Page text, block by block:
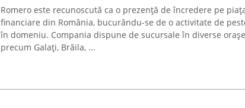
Romero este recunoscută ca o prezență de încredere pe
financiare din România, bucurându-se de o activitate de
în domeniu. Compania dispune de sucursale în diverse
precum Galați, Brăila, ...